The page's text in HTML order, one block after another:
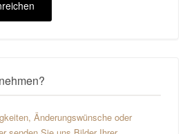
Änderungswünsche oder